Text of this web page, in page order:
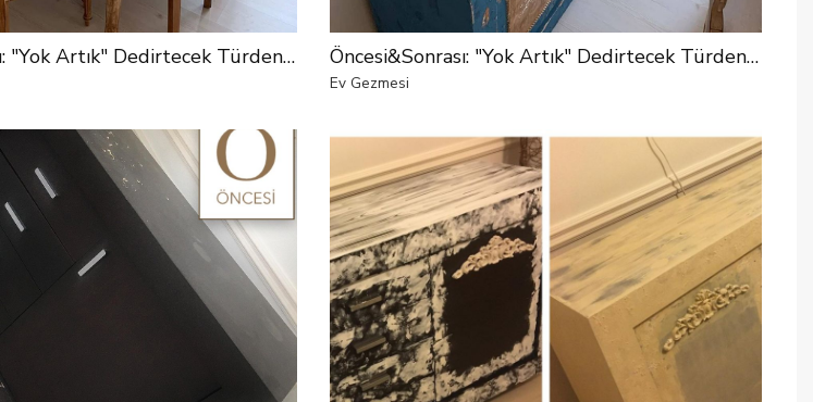
Öncesi&Sonrası: "Yok Artık" Dedirtecek Türden Bir Değişim Öncesi&Sonrası: "Yok Artık" Dedirtecek Türden Bir Değişim
Ev Gezmesi